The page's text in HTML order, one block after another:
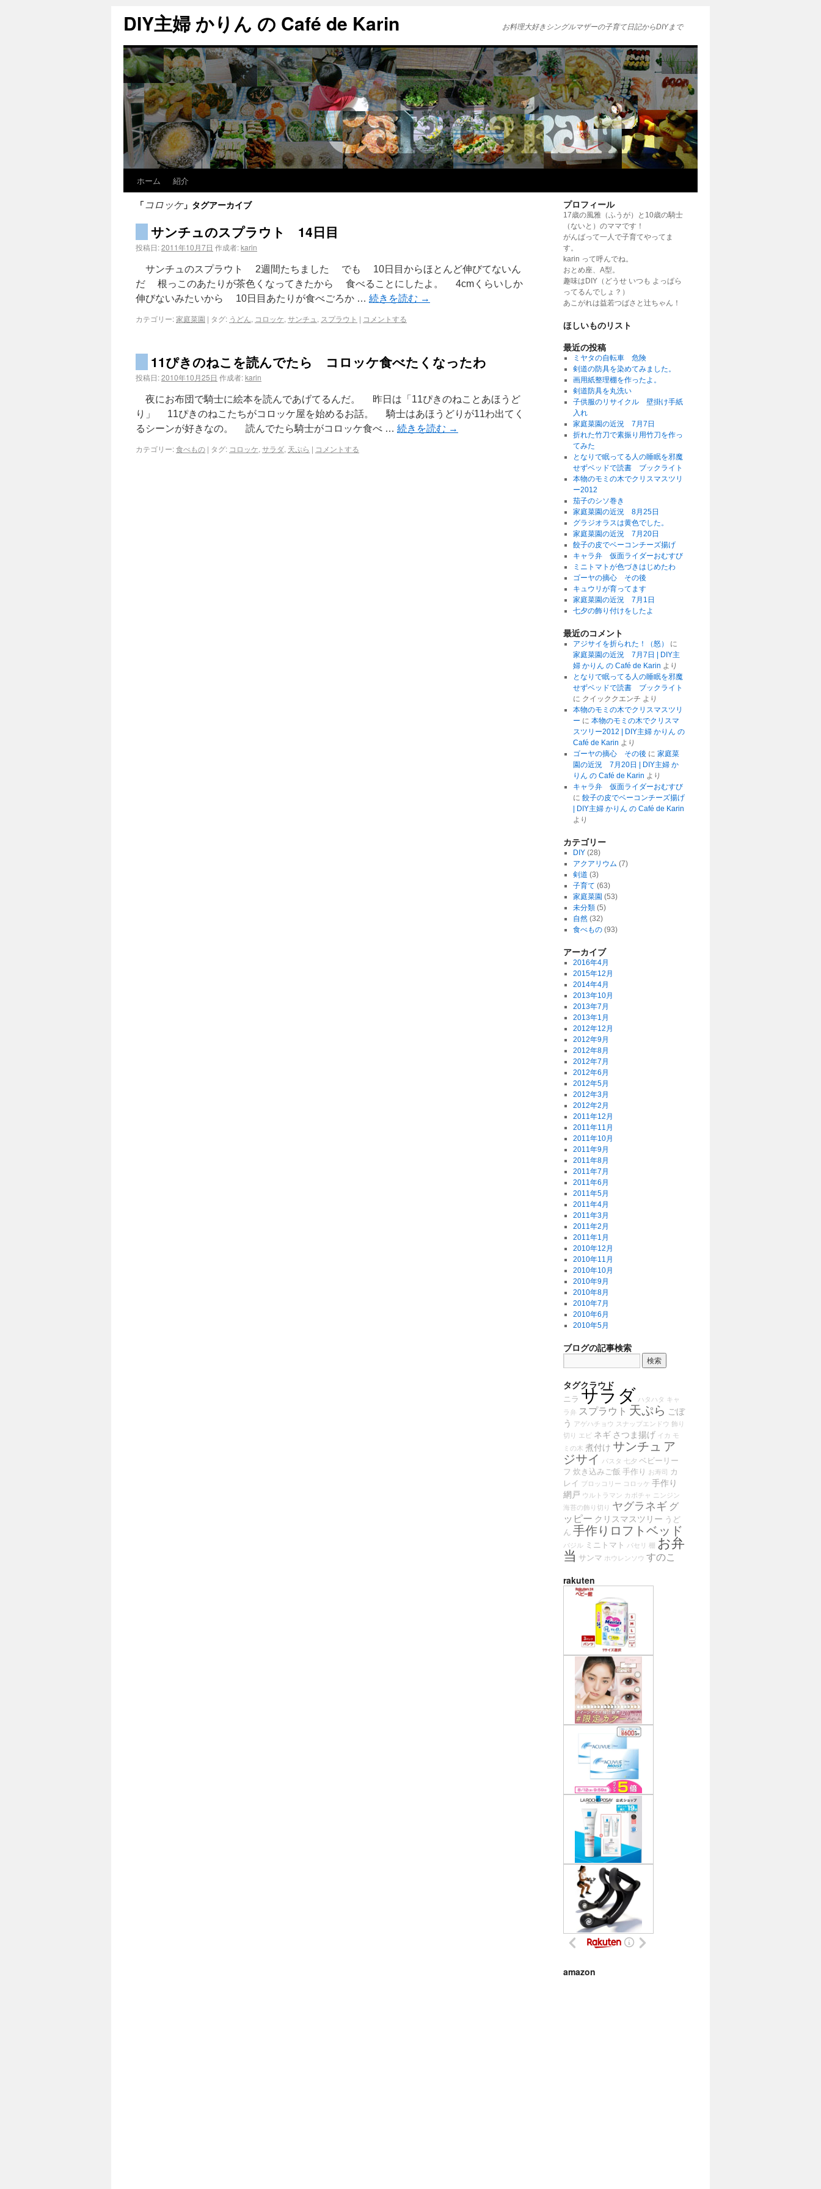
DIY主婦 かりん の Café de Karin お料理大好きシングルマザーの子育て日記からDIYまで
ホーム 紹介
「コロッケ」タグアーカイブ
サンチュのスプラウト 14日目
投稿日:2011年10月7日 作成者:karin
サンチュのスプラウト 2週間たちました でも 10日目からほとんど伸びてないん
だ 根っこのあたりが茶色くなってきたから 食べることにしたよ。 4cmくらいしか
伸びないみたいから 10日目あたりが食べごろか … 続きを読む →
カテゴリー:家庭菜園 | タグ: うどん, コロッケ, サンチュ , スプラウト | コメントする
11ぴきのねこを読んでたら コロッケ食べたくなったわ
投稿日:2010年10月25日 作成者:karin
夜にお布団で騎士に絵本を読んであげてるんだ。 昨日は「11ぴきのねことあほうど
り」 11ぴきのねこたちがコロッケ屋を始めるお話。 騎士はあほうどりが11わ出てく
るシーンが好きなの。 読んでたら騎士がコロッケ食べ … 続きを読む →
カテゴリー:食べもの | タグ: コロッケ, サラダ, 天ぷら | コメントする
プロフィール
17歳の風雅（ふうが）と10歳の騎士
（ないと）のママです！
がんばって一人で子育てやってま
す。
karin って呼んでね。
おとめ座、A型。
趣味はDIY（どうせ いつも よっぱら
ってるんでしょ？）
あこがれは益若つばさと辻ちゃん！
ほしいものリスト
最近の投稿
ミヤタの自転車 危険
剣道の防具を染めてみました。
画用紙整理棚を作ったよ。
剣道防具を丸洗い
子供服のリサイクル 壁掛け手紙
入れ
家庭菜園の近況 7月7日
折れた竹刀で素振り用竹刀を作っ
てみた
となりで眠ってる人の睡眠を邪魔
せずベッドで読書 ブックライト
本物のモミの木でクリスマスツリ
ー2012
茄子のシソ巻き
家庭菜園の近況 8月25日
グラジオラスは黄色でした。
家庭菜園の近況 7月20日
餃子の皮でベーコンチーズ揚げ
キャラ弁 仮面ライダーおむすび
ミニトマトが色づきはじめたわ
ゴーヤの摘心 その後
キュウリが育ってます
家庭菜園の近況 7月1日
七夕の飾り付けをしたよ
最近のコメント
アジサイを折られた！（怒）
に
家庭菜園の近況 7月7日 | DIY主
婦 かりん の Café de Karin より
となりで眠ってる人の睡眠を邪魔
せずベッドで読書 ブックライト
に クイッククエンチ より
本物のモミの木でクリスマスツリ
ー に 本物のモミの木でクリスマ
スツリー2012 | DIY主婦 かりん の
Café de Karin より
ゴーヤの摘心 その後 に 家庭菜
園の近況 7月20日 | DIY主婦 か
りん の Café de Karin より
キャラ弁 仮面ライダーおむすび
に 餃子の皮でベーコンチーズ揚げ
| DIY主婦 かりん の Café de Karin
より
カテゴリー
DIY(28)
アクアリウム (7)
剣道 (3)
子育て (63)
家庭菜園 (53)
未分類(5)
自然(32)
食べもの(93)
アーカイブ
2016年4月
2015年12月
2014年4月
2013年10月
2013年7月
2013年1月
2012年12月
2012年9月
2012年8月
2012年7月
2012年6月
2012年5月
2012年3月
2012年2月
2011年12月
2011年11月
2011年10月
2011年9月
2011年8月
2011年7月
2011年6月
2011年5月
2011年4月
2011年3月
2011年2月
2011年1月
2010年12月
2010年11月
2010年10月
2010年9月
2010年8月
2010年7月
2010年6月
2010年5月
ブログの記事検索
タグクラウド
ニラ サラダ ハタハタ キャ
ラ弁 スプラウト 天ぷら ごぼ
う
アゲハチョウ スナップエンドウ 飾り
切り
エビ ネギ さつま揚げ イカ モ
ミの木 煮付け サンチュ ア
ジサイ パスタ 七夕 ベビーリー
フ 炊き込みご飯 手作り お寿司
カ
レイ ブロッコリー コロッケ 手作り
網戸 ウルトラマン カボチャ
ニンジン
海苔の飾り切り ヤグラネギ グ
ッピー クリスマスツリー うど
ん 手作りロフトベッド
バジル ミニトマト パセリ 棚
お弁
当 サンマ ホウレンソウ すのこ
rakuten
amazon